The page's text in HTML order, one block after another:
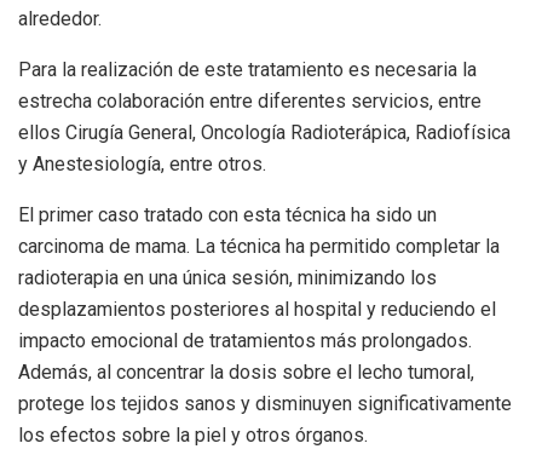
alrededor.
Para la realización de este tratamiento es necesaria la
estrecha colaboración entre diferentes servicios, entre
ellos Cirugía General, Oncología Radioterápica, Radiofísica
y Anestesiología, entre otros.
El primer caso tratado con esta técnica ha sido un
carcinoma de mama. La técnica ha permitido completar la
radioterapia en una única sesión, minimizando los
desplazamientos posteriores al hospital y reduciendo el
impacto emocional de tratamientos más prolongados.
Además, al concentrar la dosis sobre el lecho tumoral,
protege los tejidos sanos y disminuyen significativamente
los efectos sobre la piel y otros órganos.